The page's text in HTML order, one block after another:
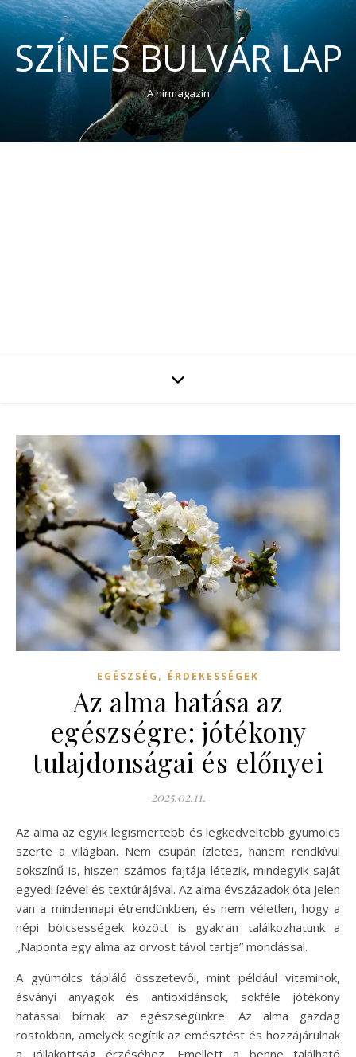
SZÍNES BULVÁR LAP
A hírmagazin
EGÉSZSÉG , ÉRDEKESSÉGEK
Az alma hatása az
egészségre: jótékony
tulajdonságai és előnyei
2025.02.11.
Az alma az egyik legismertebb és legkedveltebb gyümölcs
szerte a világban. Nem csupán ízletes, hanem rendkívül
sokszínű is, hiszen számos fajtája létezik, mindegyik saját
egyedi ízével és textúrájával. Az alma évszázadok óta jelen
van a mindennapi étrendünkben, és nem véletlen, hogy a
népi bölcsességek között is gyakran találkozhatunk a
„Naponta egy alma az orvost távol tartja” mondással.
A gyümölcs tápláló összetevői, mint például vitaminok,
ásványi anyagok és antioxidánsok, sokféle jótékony
hatással bírnak az egészségünkre. Az alma gazdag
rostokban, amelyek segítik az emésztést és hozzájárulnak
a jóllakottság érzéséhez. Emellett a benne található